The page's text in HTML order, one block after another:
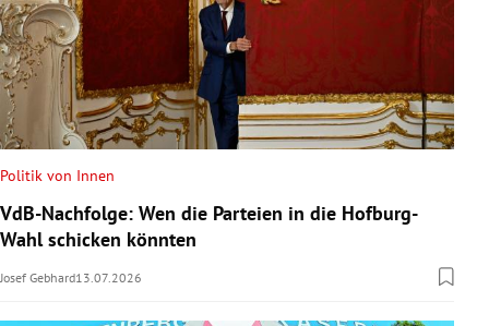
Politik von Innen
VdB-Nachfolge: Wen die Parteien in die Hofburg-
Wahl schicken könnten
Josef Gebhard13.07.2026